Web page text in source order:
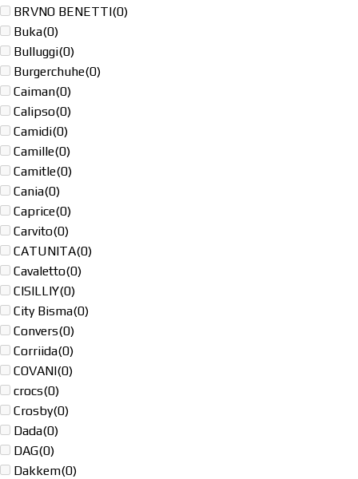
BRVNO BENETTI(0)
Buka(0)
Bulluggi(0)
Burgerchuhe(0)
Caiman(0)
Calipso(0)
Camidi(0)
Camille(0)
Camitle(0)
Cania(0)
Caprice(0)
Carvito(0)
CATUNITA(0)
Cavaletto(0)
CISILLIY(0)
City Bisma(0)
Convers(0)
Corriida(0)
COVANI(0)
crocs(0)
Crosby(0)
Dada(0)
DAG(0)
Dakkem(0)